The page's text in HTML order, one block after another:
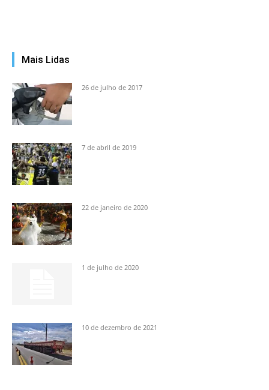
Mais Lidas
26 de julho de 2017
7 de abril de 2019
22 de janeiro de 2020
1 de julho de 2020
10 de dezembro de 2021